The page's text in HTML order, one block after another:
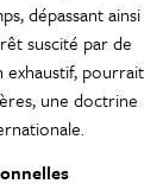
dépassant ainsi
suscité par de
pourrait
une doctrine